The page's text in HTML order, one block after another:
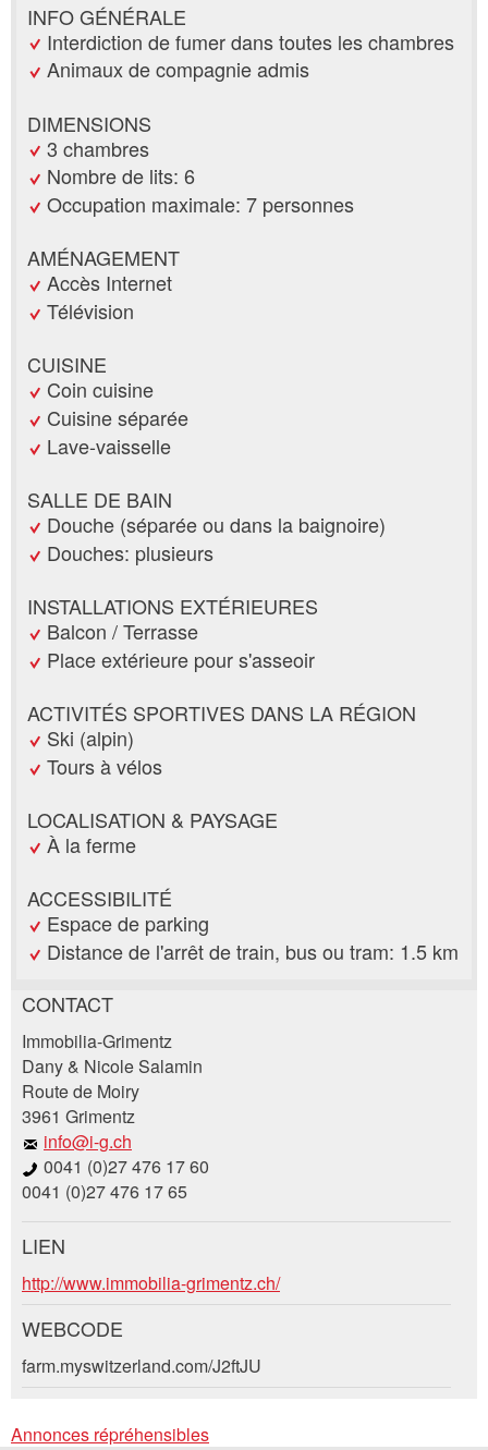
INFO GÉNÉRALE
Interdiction de fumer dans toutes les chambres
Animaux de compagnie admis
DIMENSIONS
3 chambres
Nombre de lits: 6
Occupation maximale: 7 personnes
AMÉNAGEMENT
Accès Internet
Télévision
CUISINE
Coin cuisine
Cuisine séparée
Lave-vaisselle
SALLE DE BAIN
Douche (séparée ou dans la baignoire)
Douches: plusieurs
INSTALLATIONS EXTÉRIEURES
Balcon / Terrasse
Place extérieure pour s'asseoir
ACTIVITÉS SPORTIVES DANS LA RÉGION
Ski (alpin)
Tours à vélos
LOCALISATION & PAYSAGE
À la ferme
ACCESSIBILITÉ
Espace de parking
Distance de l'arrêt de train, bus ou tram: 1.5 km
Annonces répréhensibles
Vos commentaires sont grandement appréciés!
Commentaires généraux
Cette annonce n'est plus valable
Annonce incomplète
Recommander l'annonce
Recommandez cette annonce à des amis.
CONTACT
Immobilia-Grimentz
Dany & Nicole Salamin
Route de Moiry
3961 Grimentz
info@i-g.ch
0041 (0)27 476 17 60
0041 (0)27 476 17 65
Demande de réservation
Composez un message à la personne de
contact pour cette annonce .
LIEN
http://www.immobilia-grimentz.ch/
WEBCODE
farm.myswitzerland.com/J2ftJU
Annonces répréhensibles